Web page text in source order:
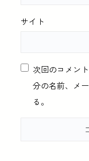
サイト
次回のコメン
分の名前、メ
る。